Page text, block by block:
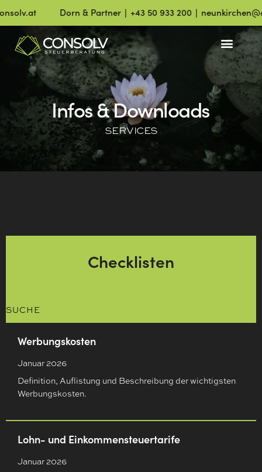
Dorn & Partner ∣ +43 50 933 200 ∣
Infos & Downloads
SERVICES
Checklisten
SUCHE
Werbungskosten
Januar 2026
Definition, Auflistung und Beschreibung der wichtigsten
Werbungskosten.
Lohn- und Einkommensteuertarife
Januar 2026